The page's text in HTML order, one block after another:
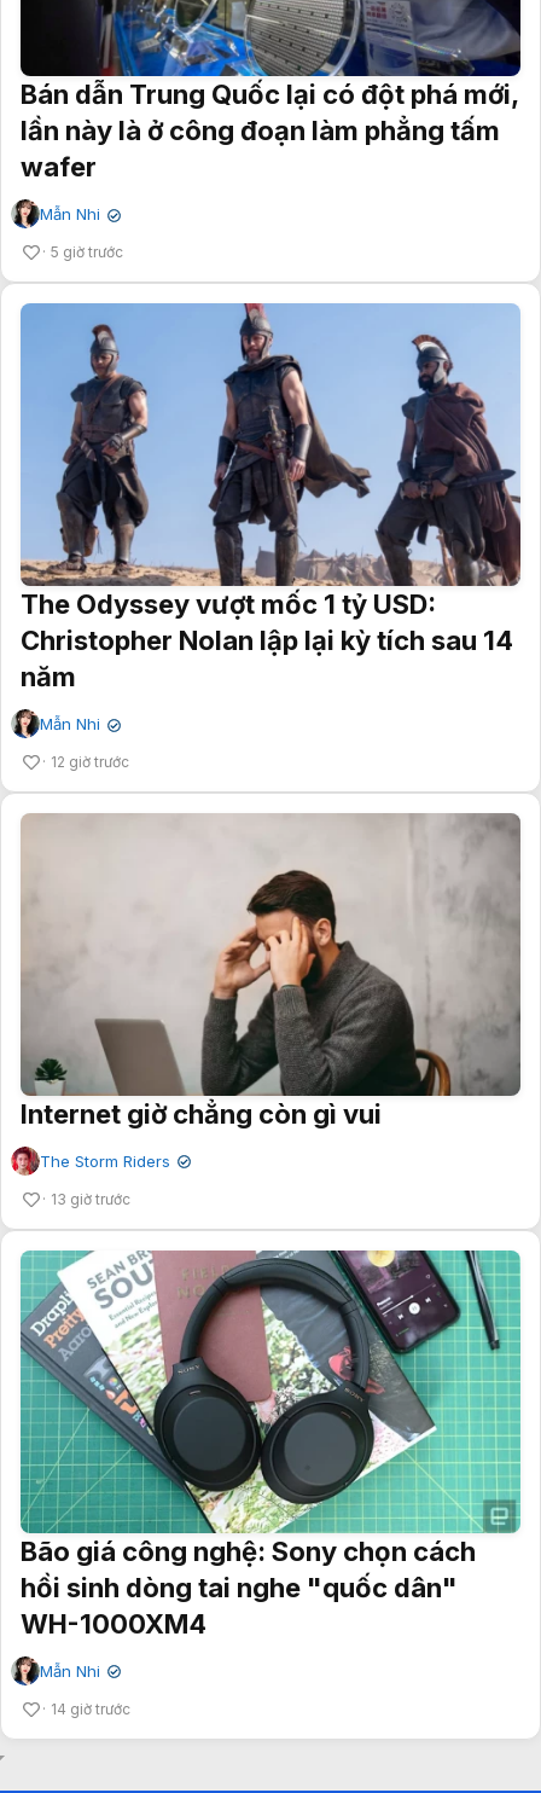
Bán dẫn Trung Quốc lại có đột phá mới,
lần này là ở công đoạn làm phẳng tấm
wafer
Mẫn Nhi ✔
5 giờ trước
The Odyssey vượt mốc 1 tỷ USD:
Christopher Nolan lập lại kỳ tích sau 14
năm
Mẫn Nhi ✔
12 giờ trước
Internet giờ chẳng còn gì vui
The Storm Riders ✔
13 giờ trước
Bão giá công nghệ: Sony chọn cách
hồi sinh dòng tai nghe "quốc dân"
WH-1000XM4
Mẫn Nhi ✔
14 giờ trước